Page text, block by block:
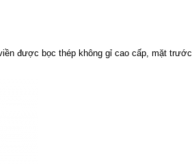
được bọc thép không gỉ cao cấp, mặt trước